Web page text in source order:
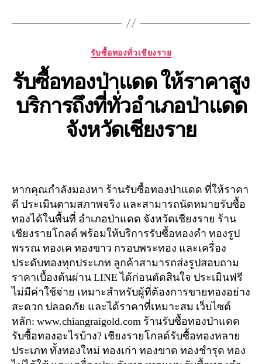
Categories
รับซื้อทองทั่วเชียงราย
รับซื้อทองป่าแดด ให้ราคาสูง
บริการถึงที่ทั่วอำเภอป่าแดด
จังหวัดเชียงราย
หากคุณกำลังมองหา ร้านรับซื้อทองป่าแดด ที่ให้ราคา
ดี ประเมินตามสภาพจริง และสามารถนัดหมายรับซื้อ
ทองได้ในพื้นที่ อำเภอป่าแดด จังหวัดเชียงราย ร้าน
เชียงรายโกลด์ พร้อมให้บริการรับซื้อทองคำ ทองรูป
พรรณ ทองเค ทองขาว กรอบพระทอง และเครื่อง
ประดับทองทุกประเภท ลูกค้าสามารถส่งรูปสอบถาม
ราคาเบื้องต้นผ่าน LINE ได้ก่อนตัดสินใจ ประเมินฟรี
ไม่มีค่าใช้จ่าย เหมาะสำหรับผู้ที่ต้องการขายทองอย่าง
สะดวก ปลอดภัย และได้ราคาที่เหมาะสม เว็บไซต์
หลัก: www.chiangraigold.com ร้านรับซื้อทองป่าแดด
รับซื้อทองอะไรบ้าง? เชียงรายโกลด์รับซื้อทองหลาย
ประเภท ทั้งทองใหม่ ทองเก่า ทองขาด ทองชำรุด ทอง